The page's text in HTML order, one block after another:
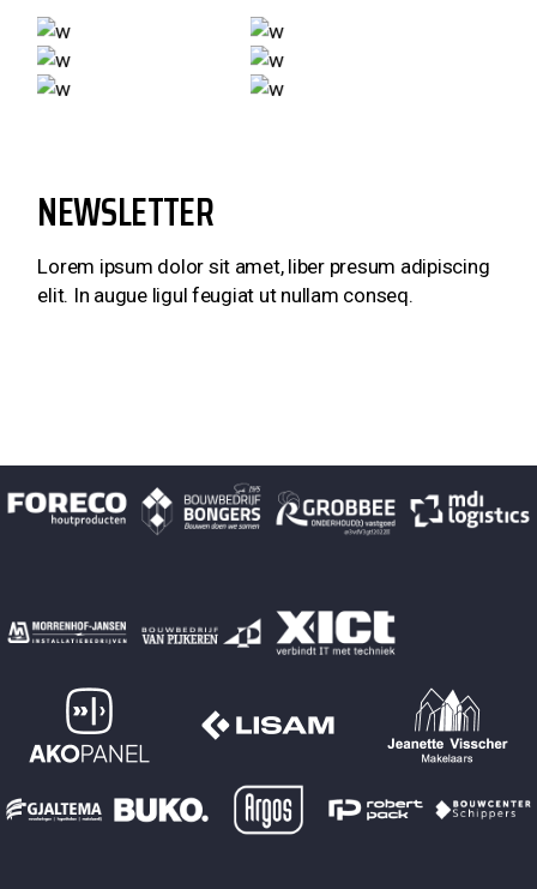
NEWSLETTER
Lorem ipsum dolor sit amet, liber presum adipiscing
elit. In augue ligul feugiat ut nullam conseq.